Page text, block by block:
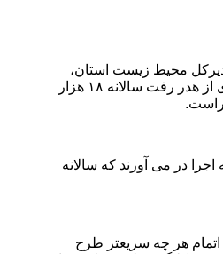
محیط زیست استان،
فولاد خوزستان را الگویی برای صنایع استان در اجرای پروژه های زیست محیطی معرفی می کند و اینکه این پروژه را در راستای کاهش انتشار غبار و آلودگی هوا و جلوگیری از هدر رفت سالانه ۱۸ هزار
می شود و در سوم تیرماه کارکنان با روحیه مضاعفی که دارند پروژه مگامدول آهن اسفنجی زمزم ۳ را به مرحله اجرا در می آورند که سالانه
اتمام هر چه سریعتر طرح